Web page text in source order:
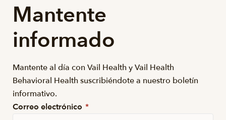
Mantente
informado
Mantente al día con Vail Health y Vail Health
Behavioral Health suscribiéndote a nuestro boletín
informativo.
Correo electrónico *